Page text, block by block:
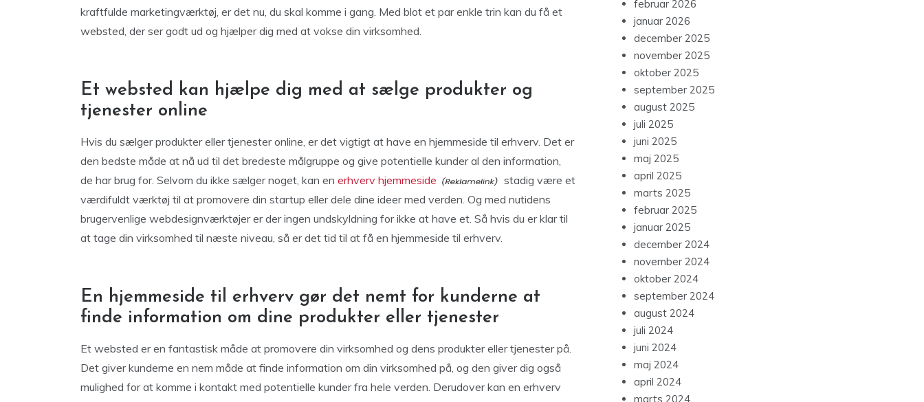
kraftfulde marketingværktøj, er det nu, du skal komme i gang. Med blot et par enkle trin kan du få et
websted, der ser godt ud og hjælper dig med at vokse din virksomhed.
Et websted kan hjælpe dig med at sælge produkter og
tjenester online
Hvis du sælger produkter eller tjenester online, er det vigtigt at have en hjemmeside til erhverv. Det er
den bedste måde at nå ud til det bredeste målgruppe og give potentielle kunder al den information,
de har brug for. Selvom du ikke sælger noget, kan en erhverv hjemmeside
stadig være et
værdifuldt værktøj til at promovere din startup eller dele dine ideer med verden. Og med nutidens
brugervenlige webdesignværktøjer er der ingen undskyldning for ikke at have et. Så hvis du er klar til
at tage din virksomhed til næste niveau, så er det tid til at få en hjemmeside til erhverv.
En hjemmeside til erhverv gør det nemt for kunderne at
finde information om dine produkter eller tjenester
Et websted er en fantastisk måde at promovere din virksomhed og dens produkter eller tjenester på.
Det giver kunderne en nem måde at finde information om din virksomhed på, og den giver dig også
mulighed for at komme i kontakt med potentielle kunder fra hele verden. Derudover kan en erhverv
februar 2026
januar 2026
december 2025
november 2025
oktober 2025
september 2025
august 2025
juli 2025
juni 2025
maj 2025
april 2025
marts 2025
februar 2025
januar 2025
december 2024
november 2024
oktober 2024
september 2024
august 2024
juli 2024
juni 2024
maj 2024
april 2024
marts 2024